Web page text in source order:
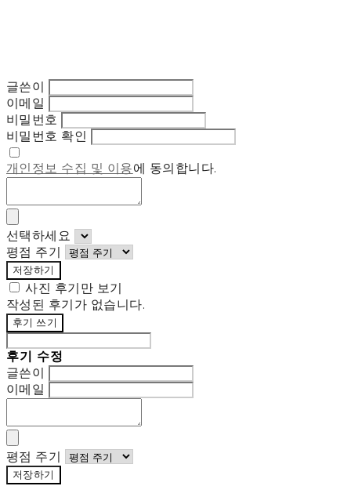
글쓴이
이메일
비밀번호
비밀번호 확인
개인정보 수집 및 이용에 동의합니다.
선택하세요
평점 주기
저장하기
사진 후기만 보기
작성된 후기가 없습니다.
후기 쓰기
후기 수정
글쓴이
이메일
평점 주기
저장하기